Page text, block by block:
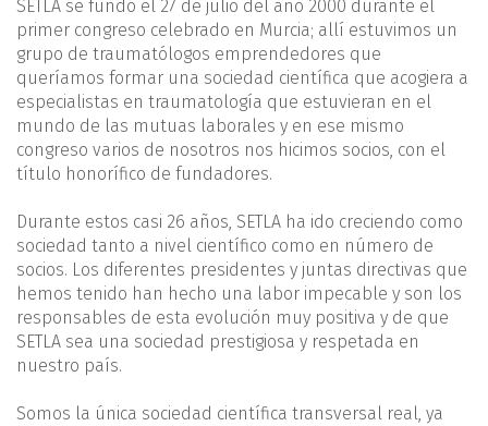
SETLA se fundó el 27 de julio del año 2000 durante el
primer congreso celebrado en Murcia; allí estuvimos un
grupo de traumatólogos emprendedores que
queríamos formar una sociedad científica que acogiera a
especialistas en traumatología que estuvieran en el
mundo de las mutuas laborales y en ese mismo
congreso varios de nosotros nos hicimos socios, con el
título honorífico de fundadores.
Durante estos casi 26 años, SETLA ha ido creciendo como
sociedad tanto a nivel científico como en número de
socios. Los diferentes presidentes y juntas directivas que
hemos tenido han hecho una labor impecable y son los
responsables de esta evolución muy positiva y de que
SETLA sea una sociedad prestigiosa y respetada en
nuestro país.
Somos la única sociedad científica transversal real, ya